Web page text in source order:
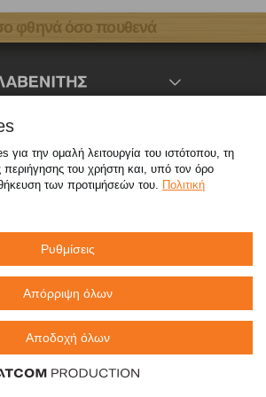
φθηνά όσο πουθενά
214 100 9999
(αστική χρέωση)
info@sklavenitis.gr
Όροι Χρήσης Πολιτική Απορρήτου
για την ομαλή λειτουργία του ιστότοπου, τη
περιήγησης του χρήστη και, υπό τον όρο
των προτιμήσεών του. Πολιτική
Ρυθμίσεις
Απόρριψη όλων
Αποδοχή όλων